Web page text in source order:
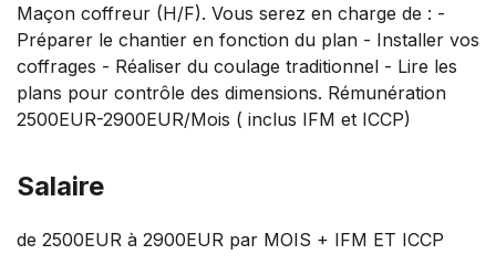
Maçon coffreur (H/F). Vous serez en charge de : -
Préparer le chantier en fonction du plan - Installer vos
coffrages - Réaliser du coulage traditionnel - Lire les
plans pour contrôle des dimensions. Rémunération
2500EUR-2900EUR/Mois ( inclus IFM et ICCP)
Salaire
de 2500EUR à 2900EUR par MOIS + IFM ET ICCP